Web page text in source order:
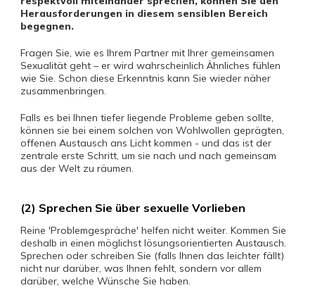
Herausforderungen in diesem sensiblen Bereich
begegnen.
Fragen Sie, wie es Ihrem Partner mit Ihrer gemeinsamen
Sexualität geht – er wird wahrscheinlich Ähnliches fühlen
wie Sie. Schon diese Erkenntnis kann Sie wieder näher
zusammenbringen.
Falls es bei Ihnen tiefer liegende Probleme geben sollte,
können sie bei einem solchen von Wohlwollen geprägten,
offenen Austausch ans Licht kommen - und das ist der
zentrale erste Schritt, um sie nach und nach gemeinsam
aus der Welt zu räumen.
(2) Sprechen Sie über sexuelle Vorlieben
Reine 'Problemgespräche' helfen nicht weiter. Kommen Sie
deshalb in einen möglichst lösungsorientierten Austausch.
Sprechen oder schreiben Sie (falls Ihnen das leichter fällt)
nicht nur darüber, was Ihnen fehlt, sondern vor allem
darüber, welche Wünsche Sie haben.